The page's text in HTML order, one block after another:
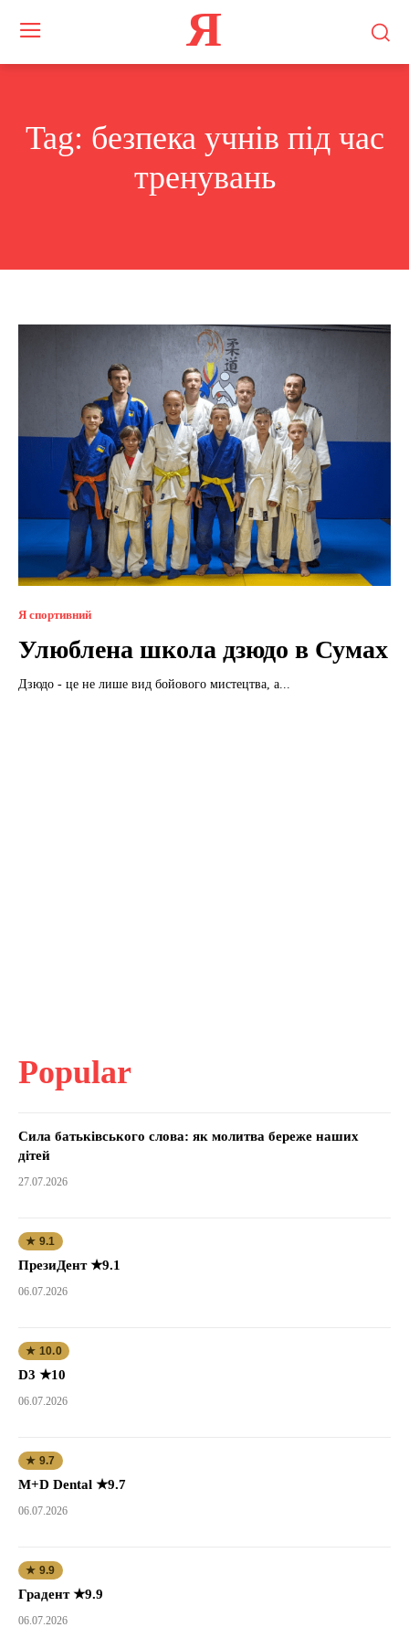
Я
Tag: безпека учнів під час
тренувань
Я спортивний
Улюблена школа дзюдо в Сумах
Дзюдо - це не лише вид бойового мистецтва, а...
Popular
Сила батьківського слова: як молитва береже наших
дітей
27.07.2026
★ 9.1
ПрезиДент ★9.1
06.07.2026
★ 10.0
D3 ★10
06.07.2026
★ 9.7
M+D Dental ★9.7
06.07.2026
★ 9.9
Градент ★9.9
06.07.2026